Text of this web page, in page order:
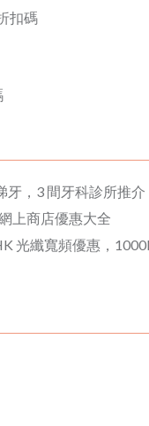
扣碼
牙，3 間牙科診所推介
上商店優惠大全
光纖寬頻優惠，